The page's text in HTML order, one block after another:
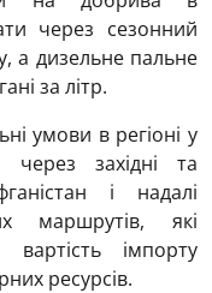
через сезонний
а дизельне пальне
за літр.
умови в регіоні у
через західні та
і надалі
маршрутів, які
імпорту
ресурсів.